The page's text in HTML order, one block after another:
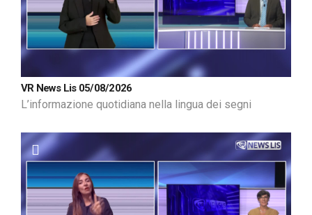
VR News Lis 05/08/2026
L’informazione quotidiana nella lingua dei segni